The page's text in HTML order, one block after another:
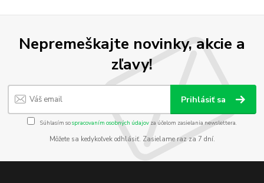
Nepremeškajte novinky, akcie a
zľavy!
Prihlásiť sa
Súhlasím sospracovaním osobných údajov za účelom zasielania newslettera.
Môžete sa kedykoľvek odhlásiť. Zasielame raz za 7 dní.